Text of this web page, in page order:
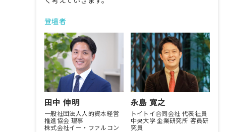
登壇者
田中 伸明
一般社団法人人的資本経営
推進協会 理事
株式会社イー・ファルコン
永島 寛之
トイトイ合同会社 代表社員
中央大学 企業研究所 客員研
究員